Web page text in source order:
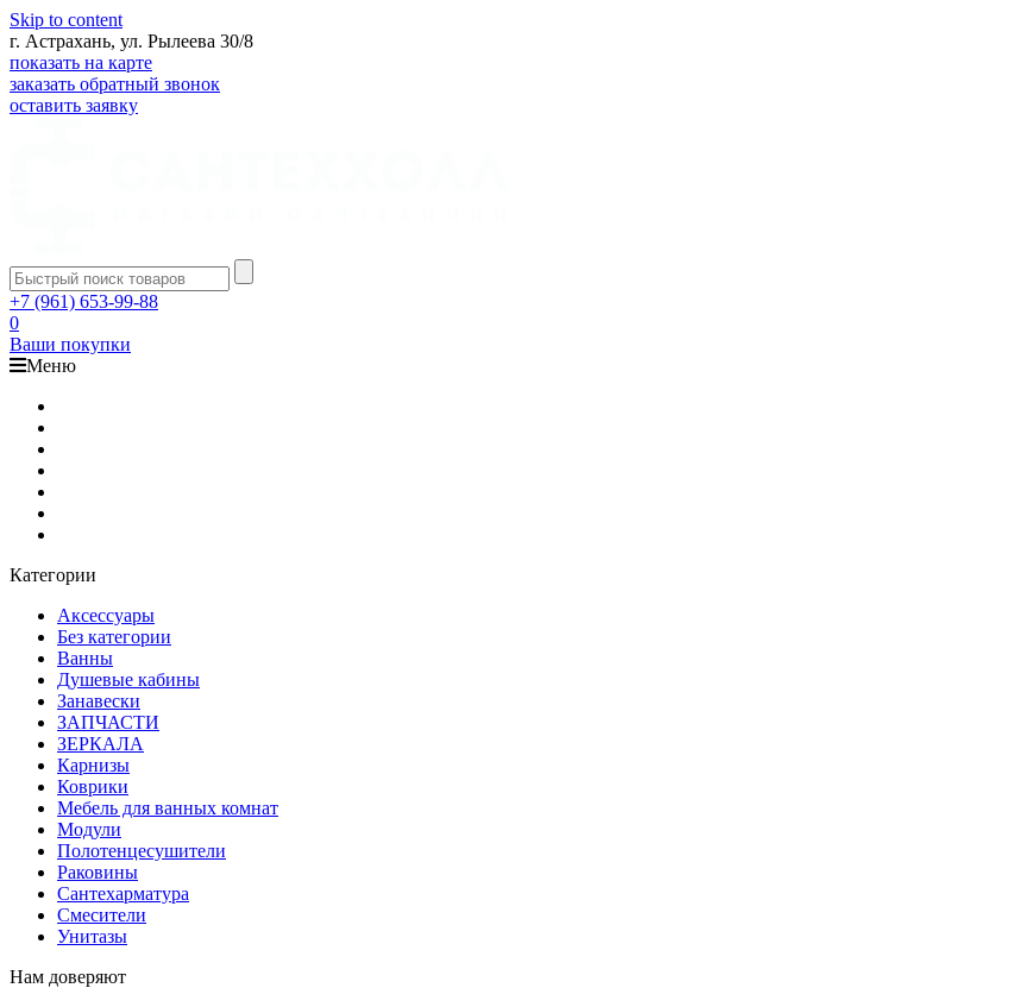
Skip to content
г. Астрахань, ул. Рылеева 30/8
показать на карте
заказать обратный звонок
оставить заявку
+7 (961) 653-99-88
0
Ваши покупки
Меню
Категории
Аксессуары
Без категории
Ванны
Душевые кабины
Занавески
ЗАПЧАСТИ
ЗЕРКАЛА
Карнизы
Коврики
Мебель для ванных комнат
Модули
Полотенцесушители
Раковины
Сантехарматура
Смесители
Унитазы
Нам доверяют